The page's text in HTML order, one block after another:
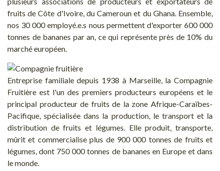
fruits de Côte d'Ivoire, du Cameroun et du Ghana. Ensemble,
nos 30 000 employé.e.s nous permettent d'exporter 600 000
tonnes de bananes par an, ce qui représente près de 10% du
marché européen.
Entreprise familiale depuis 1938 à Marseille, la Compagnie
Fruitière est l'un des premiers producteurs européens et le
principal producteur de fruits de la zone Afrique-Caraïbes-
Pacifique, spécialisée dans la production, le transport et la
distribution de fruits et légumes. Elle produit, transporte,
mûrit et commercialise plus de 900 000 tonnes de fruits et
légumes, dont 750 000 tonnes de bananes en Europe et dans
le monde.